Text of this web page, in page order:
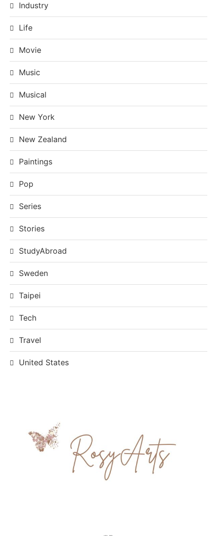
Industry
Life
Movie
Music
Musical
New York
New Zealand
Paintings
Pop
Series
Stories
StudyAbroad
Sweden
Taipei
Tech
Travel
United States